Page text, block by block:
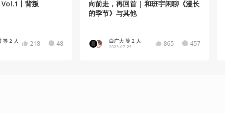
丨背叛
等 2 人 218 48
向前走，再回首 | 和班宇闲聊《漫长
的季节》与其他
白广大 等 2 人
2023-07-25 865 457